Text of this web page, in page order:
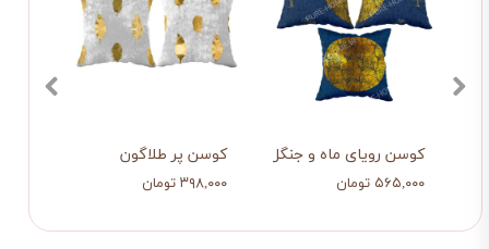
کوسن پر طلاگون
۳۹۸,۰۰۰ تومان
کوسن رویای ماه و جنگل
۵۶۵,۰۰۰ تومان